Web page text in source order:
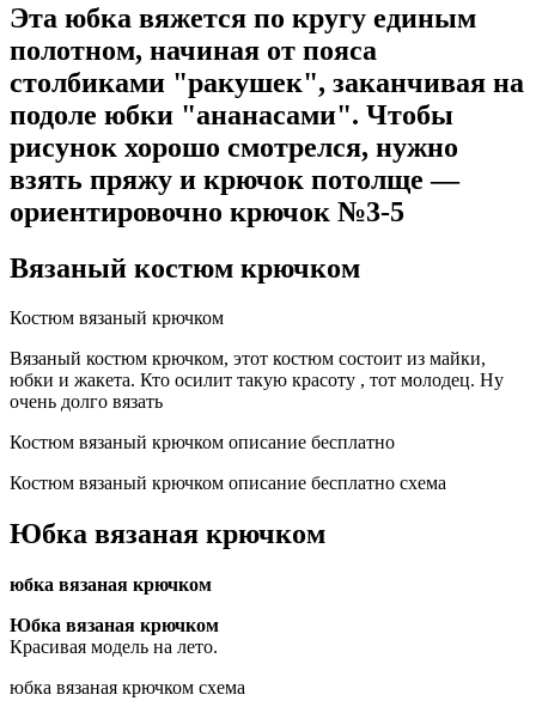
Эта юбка вяжется по кругу единым
полотном, начиная от пояса
столбиками "ракушек", заканчивая на
подоле юбки "ананасами". Чтобы
рисунок хорошо смотрелся, нужно
взять пряжу и крючок потолще —
ориентировочно крючок №3-5
Вязаный костюм крючком
Костюм вязаный крючком
Вязаный костюм крючком, этот костюм состоит из майки,
юбки и жакета. Кто осилит такую красоту , тот молодец. Ну
очень долго вязать
Костюм вязаный крючком описание бесплатно
Костюм вязаный крючком описание бесплатно схема
Юбка вязаная крючком
юбка вязаная крючком
Юбка вязаная крючком
Красивая модель на лето.
юбка вязаная крючком схема